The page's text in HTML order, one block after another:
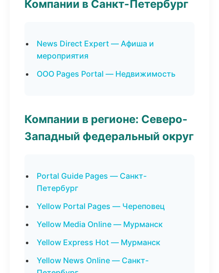
Компании в Санкт-Петербург
News Direct Expert — Афиша и
мероприятия
ООО Pages Portal — Недвижимость
Компании в регионе: Северо-
Западный федеральный округ
Portal Guide Pages — Санкт-
Петербург
Yellow Portal Pages — Череповец
Yellow Media Online — Мурманск
Yellow Express Hot — Мурманск
Yellow News Online — Санкт-